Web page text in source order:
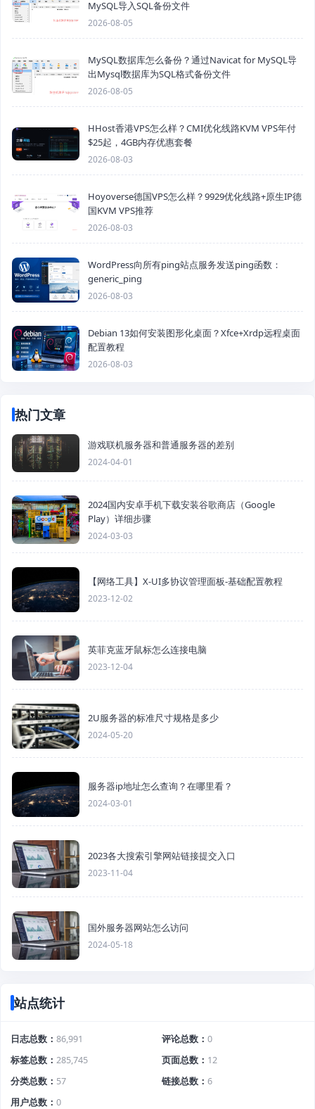
MySQL导入SQL备份文件
2026-08-05
MySQL数据库怎么备份？通过Navicat for MySQL导
出Mysql数据库为SQL格式备份文件
2026-08-05
HHost香港VPS怎么样？CMI优化线路KVM VPS年付
$25起，4GB内存优惠套餐
2026-08-03
Hoyoverse德国VPS怎么样？9929优化线路+原生IP德
国KVM VPS推荐
2026-08-03
WordPress向所有ping站点服务发送ping函数：
generic_ping
2026-08-03
Debian 13如何安装图形化桌面？Xfce+Xrdp远程桌面
配置教程
2026-08-03
热门文章
游戏联机服务器和普通服务器的差别
2024-04-01
2024国内安卓手机下载安装谷歌商店（Google
Play）详细步骤
2024-03-03
【网络工具】X-UI多协议管理面板-基础配置教程
2023-12-02
英菲克蓝牙鼠标怎么连接电脑
2023-12-04
2U服务器的标准尺寸规格是多少
2024-05-20
服务器ip地址怎么查询？在哪里看？
2024-03-01
2023各大搜索引擎网站链接提交入口
2023-11-04
国外服务器网站怎么访问
2024-05-18
站点统计
日志总数 86,991 评论总数
0
标签总数
285,745 页面总数
12
分类总数
57 链接总数
6
用户总数
0